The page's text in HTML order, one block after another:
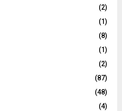
(2)
(1)
(8)
(1)
(2)
(87)
(48)
(4)